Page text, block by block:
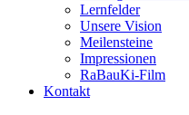
Lernfelder
Unsere Vision
Meilensteine
Impressionen
RaBauKi-Film
Kontakt